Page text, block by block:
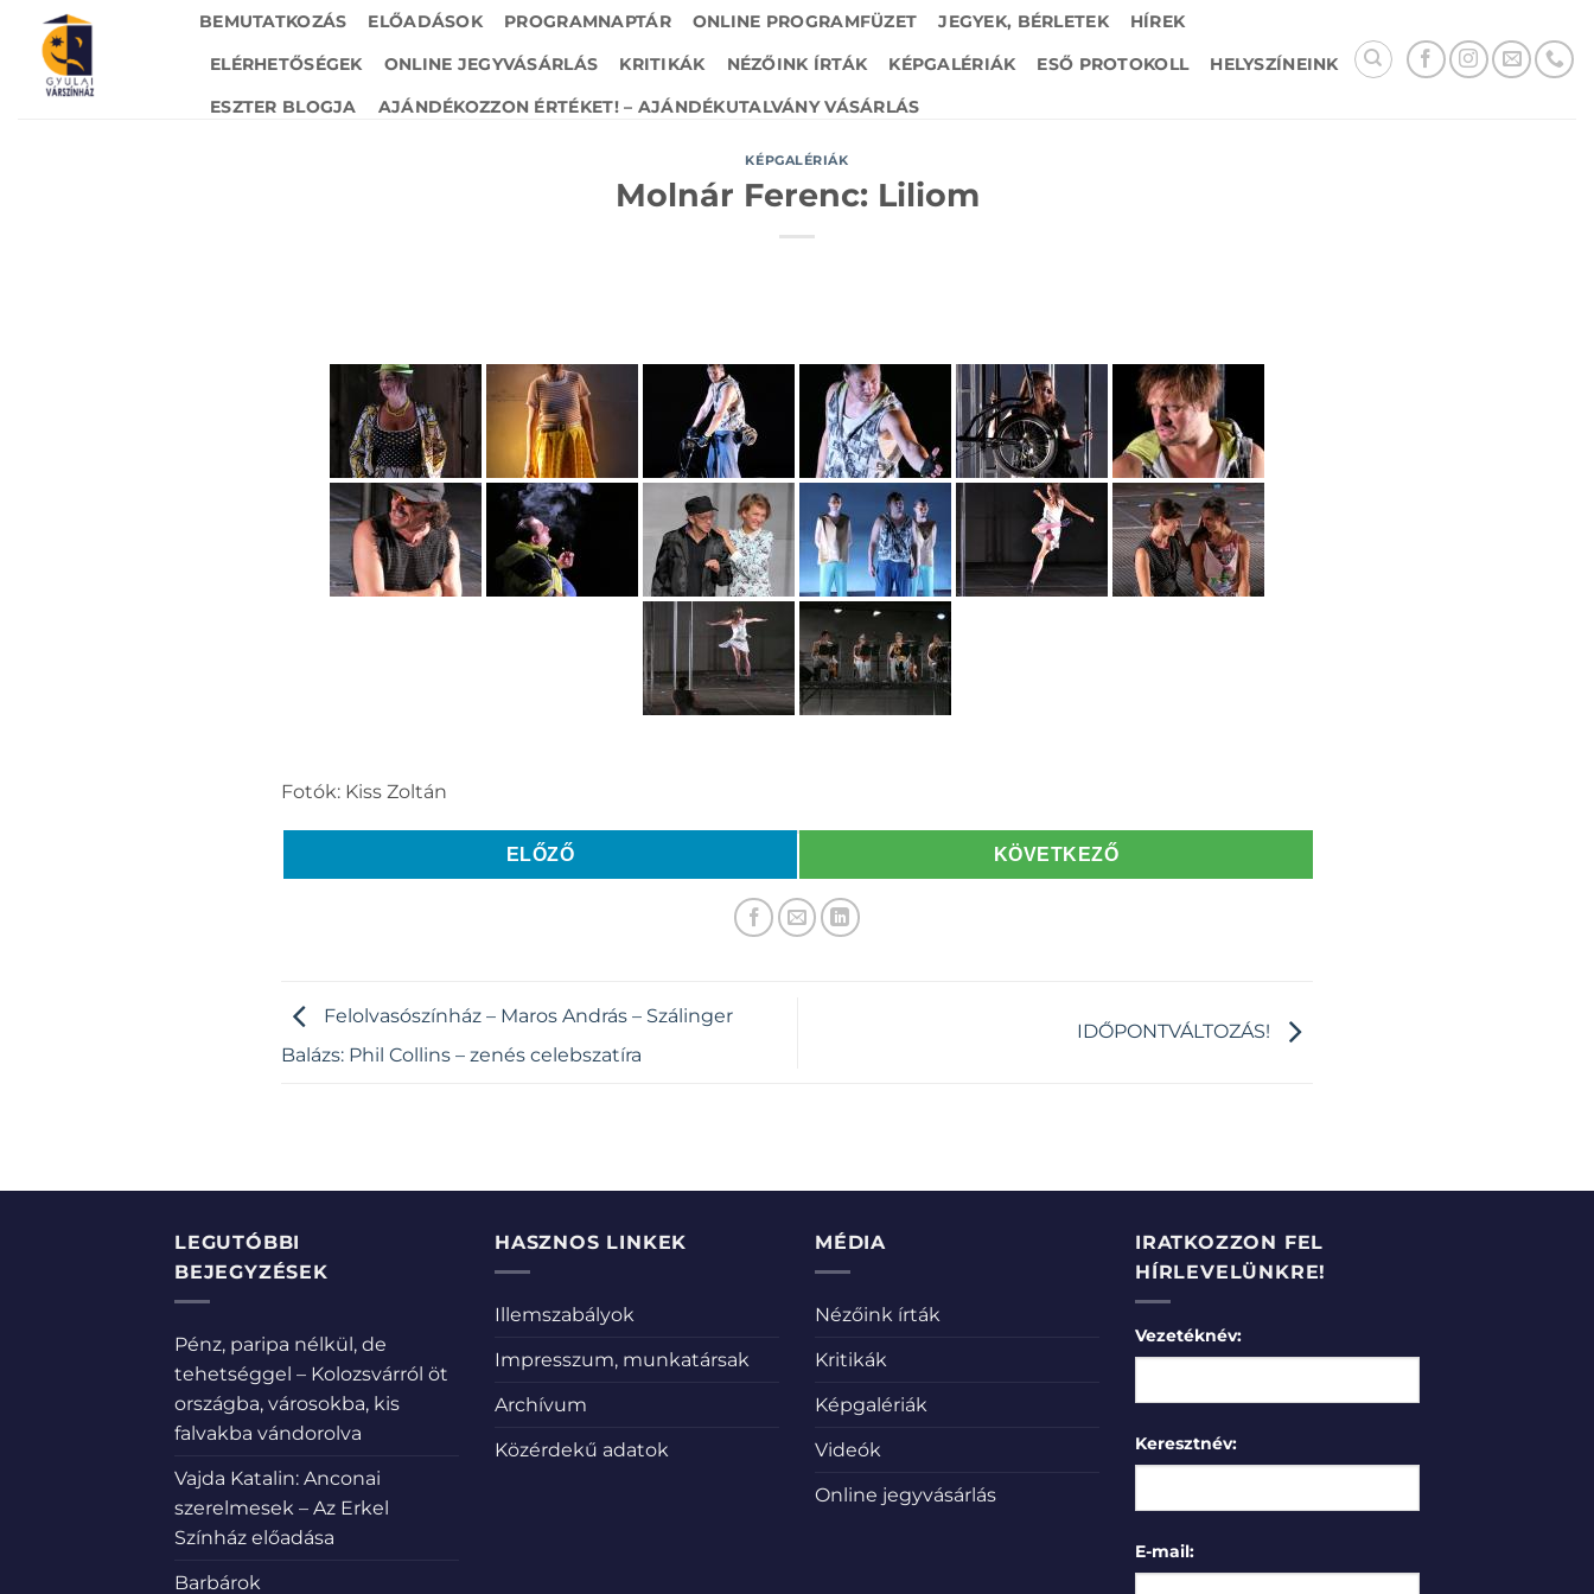
content
BEMUTATKOZÁS ELŐADÁSOK PROGRAMNAPTÁR ONLINE PROGRAMFÜZET JEGYEK, BÉRLETEK
HÍREK
ELÉRHETŐSÉGEK
ONLINE JEGYVÁSÁRLÁS KRITIKÁK NÉZŐINK ÍRTÁK KÉPGALÉRIÁK ESŐ PROTOKOLL
HELYSZÍNEINK
ESZTER BLOGJA
AJÁNDÉKOZZON ÉRTÉKET! – AJÁNDÉKUTALVÁNY VÁSÁRLÁS
KÉPGALÉRIÁK
Molnár Ferenc: Liliom
Fotók: Kiss Zoltán
ELŐZŐ KÖVETKEZŐ
Felolvasószínház – Maros András – Szálinger
Balázs: Phil Collins – zenés celebszatíra
IDŐPONTVÁLTOZÁS!
LEGUTÓBBI
BEJEGYZÉSEK
Pénz, paripa nélkül, de
tehetséggel – Kolozsvárról öt
országba, városokba, kis
falvakba vándorolva
Vajda Katalin: Anconai
szerelmesek – Az Erkel
Színház előadása
Barbárok
HASZNOS LINKEK
Illemszabályok
Impresszum, munkatársak
Archívum
Közérdekű adatok
MÉDIA
Nézőink írták
Kritikák
Képgalériák
Videók
Online jegyvásárlás
IRATKOZZON FEL
HÍRLEVELÜNKRE!
Vezetéknév:
Keresztnév:
E-mail: